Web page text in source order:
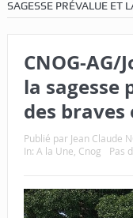
SAGESSE PRÉVALUE ET
CNOG-
la sagesse
des braves
Publié par Jean Claude
In: A la Une Cnog
Pas